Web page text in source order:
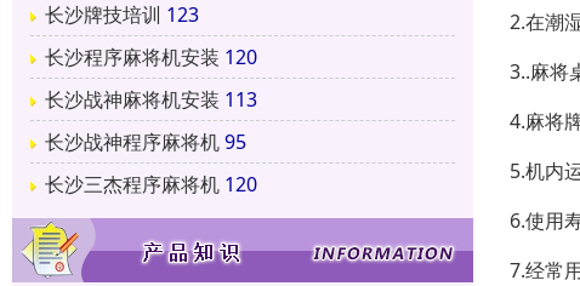
长沙牌技培训 123
长沙程序麻将机安装 120
长沙战神麻将机安装 113
长沙战神程序麻将机95
长沙三杰程序麻将机 120
2.在潮
3..麻将
4.麻将
5.机内
6.使用
7.经常